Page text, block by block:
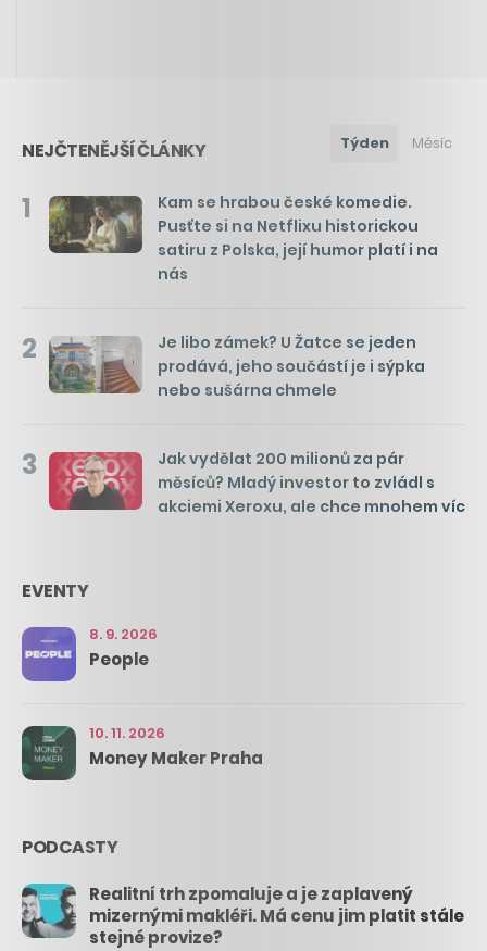
NEJČTENĚJŠÍ ČLÁNKY Týden Měsíc
1
Kam se hrabou české komedie.
Pusťte si na Netflixu historickou
satiru z Polska, její humor platí i na
nás
2
Je libo zámek? U Žatce se jeden
prodává, jeho součástí je i sýpka
nebo sušárna chmele
3
Jak vydělat 200 milionů za pár
měsíců? Mladý investor to zvládl s
akciemi Xeroxu, ale chce mnohem víc
EVENTY
8. 9. 2026
People
10. 11. 2026
Money Maker Praha
PODCASTY
Realitní trh zpomaluje a je zaplavený
mizernými makléři. Má cenu jim platit stále
stejné provize?